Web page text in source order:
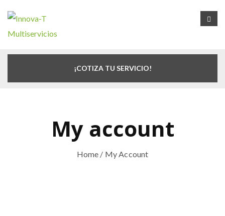
¡COTIZA TU SERVICIO!
My account
Home / My Account